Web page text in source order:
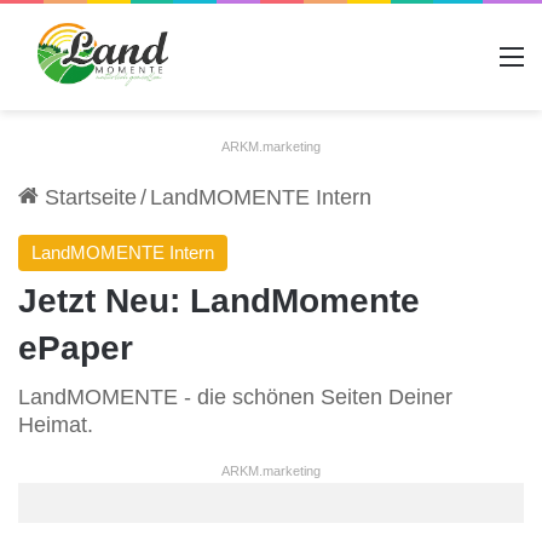
ARKM.marketing
Startseite/ LandMOMENTE Intern
LandMOMENTE Intern
Jetzt Neu: LandMomente
ePaper
LandMOMENTE - die schönen Seiten Deiner
Heimat.
ARKM.marketing